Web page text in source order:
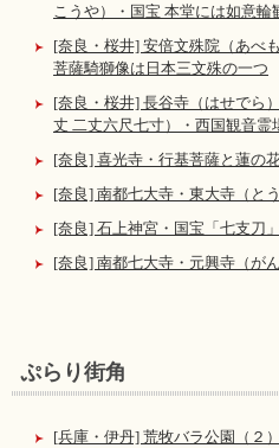
こうや）・国宝 本堂には如意
[奈良・桜井] 安倍文殊院（あべ
菩薩騎獅像は日本三文殊の一つ
[奈良・桜井] 長谷寺（はせでら
丈 二丈六尺七寸）・西国観音霊
[奈良] 喜光寺・行基菩薩と蓮の
[奈良] 南都七大寺・東大寺（とう
[奈良] 石上神宮・国宝「七支刀
[奈良] 南都七大寺・元興寺（がん
ぷらり街角
[兵庫・伊丹] 荒牧バラ公園（２